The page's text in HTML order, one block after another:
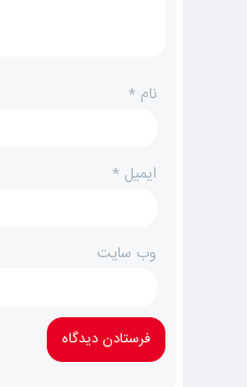
نام *
ایمیل *
وب‌ سایت